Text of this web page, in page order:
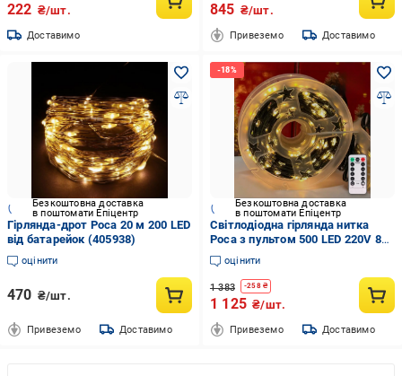
222 ₴/шт.
Доставимо
845 ₴/шт.
Привеземо Доставимо
Безкоштовна доставка
в поштомати Епіцентр
Гірлянда-дрот Роса 20 м 200 LED
від батарейок (405938)
оцінити
470 ₴/шт.
Привеземо Доставимо
Безкоштовна доставка
в поштомати Епіцентр
Світлодіодна гірлянда нитка
Роса з пультом 500 LED 220V 8
режимів IP44 50 м Теплий білий
оцінити
1 383 -258₴
1 125 ₴/шт.
Привеземо Доставимо